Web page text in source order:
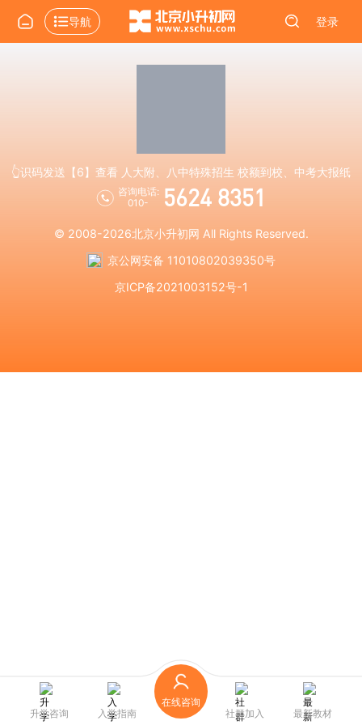
导航 登录
👆识码发送【6】查看 人大附、八中特殊招生 校额到校、中考大报纸
咨询电话:
010-
5624 8351
© 2008-2026北京小升初网 All Rights Reserved.
京公网安备 11010802039350号
京ICP备2021003152号-1
升学咨询 入学指南
在线咨询
社群加入
最新教材